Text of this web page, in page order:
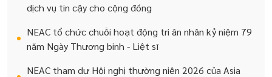
dịch vụ tin cậy cho cộng đồng
NEAC tổ chức chuỗi hoạt động tri ân nhân kỷ niệm 79
năm Ngày Thương binh - Liệt sĩ
NEAC tham dự Hội nghị thường niên 2026 của Asia